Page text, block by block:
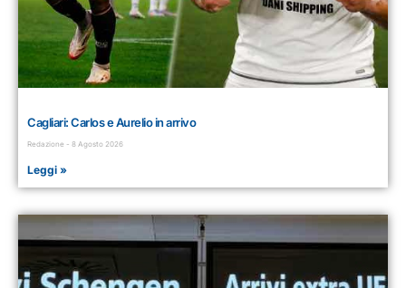
Cagliari: Carlos e Aurelio in arrivo
Redazione 8 Agosto 2026
Leggi »